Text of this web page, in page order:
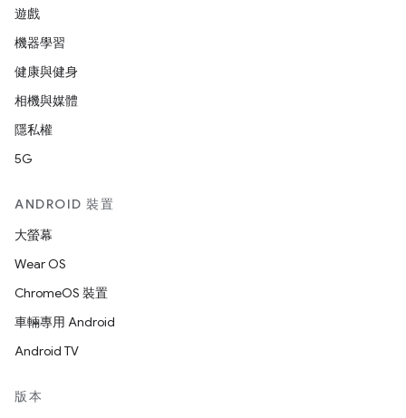
遊戲
機器學習
健康與健身
相機與媒體
隱私權
5G
ANDROID 裝置
大螢幕
Wear OS
ChromeOS 裝置
車輛專用 Android
Android TV
版本